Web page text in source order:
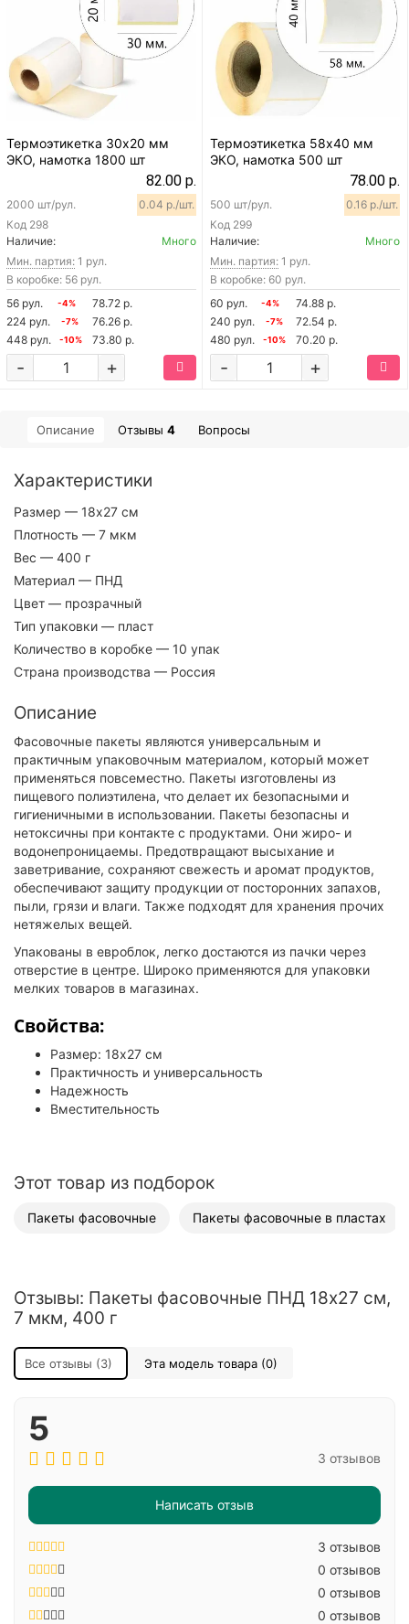
Термоэтикетка 30х20 мм
ЭКО, намотка 1800 шт
82.00 р.
Код 298
2000 шт/рул. 0.04 р./шт.
Наличие:
Много
Мин. партия: 1 рул.
В коробке: 56 рул.
56 рул.
-4%
78.72 р.
224 рул.
-7%
76.26 р.
448 рул.
-10% 73.80 р.
+
-
Термоэтикетка 58х40 мм
ЭКО, намотка 500 шт
78.00 р.
Код 299
500 шт/рул. 0.16 р./шт.
Наличие:
Много
Мин. партия: 1 рул.
В коробке: 60 рул.
60 рул.
-4%
74.88 р.
240 рул.
-7%
72.54 р.
480 рул.
-10% 70.20 р.
+
-
Описание Отзывы 4 Вопросы
Характеристики
Размер — 18x27 см
Плотность — 7 мкм
Вес — 400 г
Материал — ПНД
Цвет — прозрачный
Тип упаковки — пласт
Количество в коробке — 10 упак
Страна производства — Россия
Описание
Фасовочные пакеты являются универсальным и
практичным упаковочным материалом, который может
применяться повсеместно. Пакеты изготовлены из
пищевого полиэтилена, что делает их безопасными и
гигиеничными в использовании. Пакеты безопасны и
нетоксичны при контакте с продуктами. Они жиро- и
водонепроницаемы. Предотвращают высыхание и
заветривание, сохраняют свежесть и аромат продуктов,
обеспечивают защиту продукции от посторонних запахов,
пыли, грязи и влаги. Также подходят для хранения прочих
нетяжелых вещей.
Упакованы в евроблок, легко достаются из пачки через
отверстие в центре. Широко применяются для упаковки
мелких товаров в магазинах.
Свойства:
Размер: 18х27 см
Практичность и универсальность
Надежность
Вместительность
Этот товар из подборок
Пакеты фасовочные Пакеты фасовочные в пластах
Отзывы: Пакеты фасовочные ПНД 18х27 см,
7 мкм, 400 г
Все отзывы (3) Эта модель товара (0)
5
3 отзывов
Написать отзыв
3 отзывов
0 отзывов
0 отзывов
0 отзывов